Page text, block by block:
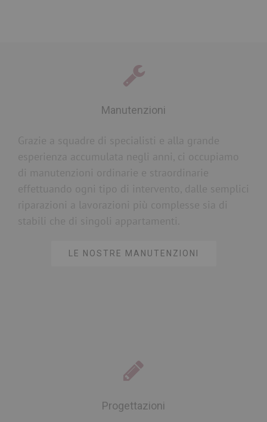
Manutenzioni
LE NOSTRE MANUTENZIONI
Progettazioni